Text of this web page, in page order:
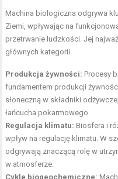
Machina biologiczna odgrywa
Ziemi, wpływając na
przetrwanie ludzkości. Jej
głównych kategorii.
Produkcja żywności: Procesy
fundamentem produkcji
słoneczną w składniki
łańcucha pokarmowego.
Regulacja klimatu: Biosfera i
wpływ na regulację klimatu. W
odgrywają znaczącą rolę w
w atmosferze.
Cykle biogeochemiczne: